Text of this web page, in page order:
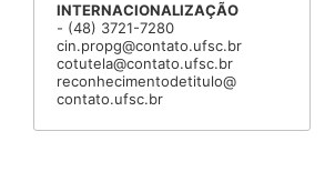
INTERNACIONALIZAÇÃO
- (48) 3721-7280
cin.propg@contato.ufsc.br
cotutela@contato.ufsc.br
reconhecimentodetitulo@
contato.ufsc.br